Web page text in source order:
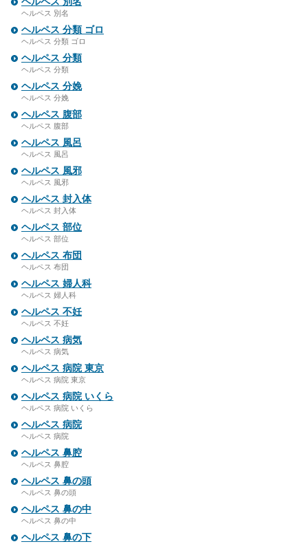
ヘルペス 別名
ヘルペス 分類 ゴロ
ヘルペス 分類 ゴロ
ヘルペス 分類
ヘルペス 分類
ヘルペス 分娩
ヘルペス 分娩
ヘルペス 腹部
ヘルペス 腹部
ヘルペス 風呂
ヘルペス 風呂
ヘルペス 風邪
ヘルペス 風邪
ヘルペス 封入体
ヘルペス 封入体
ヘルペス 部位
ヘルペス 部位
ヘルペス 布団
ヘルペス 布団
ヘルペス 婦人科
ヘルペス 婦人科
ヘルペス 不妊
ヘルペス 不妊
ヘルペス 病気
ヘルペス 病気
ヘルペス 病院 東京
ヘルペス 病院 東京
ヘルペス 病院 いくら
ヘルペス 病院 いくら
ヘルペス 病院
ヘルペス 病院
ヘルペス 鼻腔
ヘルペス 鼻腔
ヘルペス 鼻の頭
ヘルペス 鼻の頭
ヘルペス 鼻の中
ヘルペス 鼻の中
ヘルペス 鼻の下